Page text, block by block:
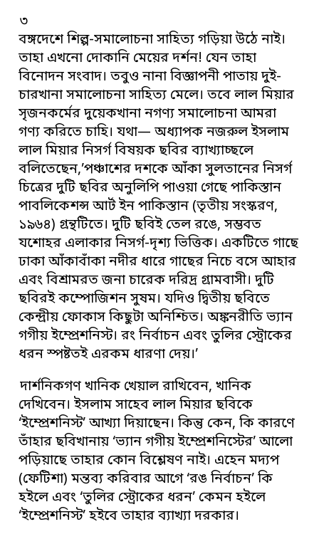
৩
বঙ্গদেশে শিল্প-সমালোচনা সাহিত্য গড়িয়া উঠে নাই।
তাহা এখনো দোকানি মেয়ের দর্শন! যেন তাহা
বিনোদন সংবাদ। তবুও নানা বিজ্ঞাপনী পাতায় দুই-
চারখানা সমালোচনা সাহিত্য মেলে। তবে লাল মিয়ার
সৃজনকর্মের দুয়েকখানা নগণ্য সমালোচনা আমরা
গণ্য করিতে চাহি। যথা— অধ্যাপক নজরুল ইসলাম
লাল মিয়ার নিসর্গ বিষয়ক ছবির ব্যাখ্যাচ্ছলে
বলিতেছেন,’পঞ্চাশের দশকে আঁকা সুলতানের নিসর্গ
চিত্রের দুটি ছবির অনুলিপি পাওয়া গেছে পাকিস্তান
পাবলিকেশন্স আর্ট ইন পাকিস্তান (তৃতীয় সংস্করণ,
১৯৬৪) গ্রন্থটিতে। দুটি ছবিই তেল রঙে, সম্ভবত
যশোহর এলাকার নিসর্গ-দৃশ্য ভিত্তিক। একটিতে গাছে
ঢাকা আঁকাবাঁকা নদীর ধারে গাছের নিচে বসে আহার
এবং বিশ্রামরত জনা চারেক দরিদ্র গ্রামবাসী। দুটি
ছবিরই কম্পোজিশন সুষম। যদিও দ্বিতীয় ছবিতে
কেন্দ্রীয় ফোকাস কিছুটা অনিশ্চিত। অঙ্কনরীতি ভ্যান
গগীয় ইম্প্রেশনিস্ট। রং নির্বাচন এবং তুলির স্ট্রোকের
ধরন স্পষ্টতই এরকম ধারণা দেয়।’
দার্শনিকগণ খানিক খেয়াল রাখিবেন, খানিক
দেখিবেন। ইসলাম সাহেব লাল মিয়ার ছবিকে
‘ইম্প্রেশনিস্ট’ আখ্যা দিয়াছেন। কিন্তু কেন, কি কারণে
তাঁহার ছবিখানায় ‘ভ্যান গগীয় ইম্প্রেশনিস্টের’ আলো
পড়িয়াছে তাহার কোন বিশ্লেষণ নাই। এহেন মদ্যপ
(ফেটিশা) মন্তব্য করিবার আগে ‘রঙ নির্বাচন’ কি
হইলে এবং ‘তুলির স্ট্রোকের ধরন’ কেমন হইলে
‘ইম্প্রেশনিস্ট’ হইবে তাহার ব্যাখ্যা দরকার।